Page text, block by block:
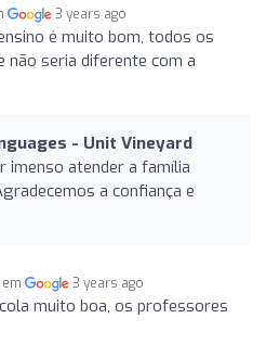
3 years ago
é muito bom, todos os
não seria diferente com a
​​- Unit Vineyard
imenso atender a família
a confiança e
3 years ago
muito boa, os professores